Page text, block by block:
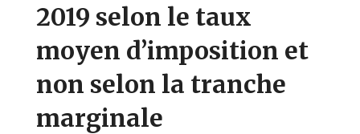
2019 selon le taux
moyen d’imposition et
non selon la tranche
marginale